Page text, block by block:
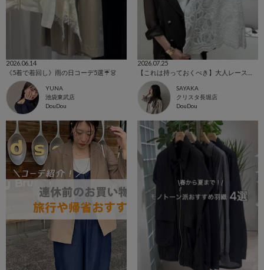
2026.06.14
《5着で着回し》雨の日コーデ5選☔️👗
YUNA
池袋東武店
DouDou
2026.07.25
SAYAKA
クリスタ長堀店
DouDou